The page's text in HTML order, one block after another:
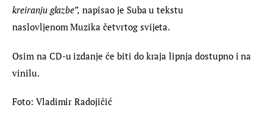
kreiranju glazbe”, napisao je Suba u tekstu
naslovljenom Muzika četvrtog svijeta.
Osim na CD-u izdanje će biti do kraja lipnja dostupno i na
vinilu.
Foto: Vladimir Radojičić